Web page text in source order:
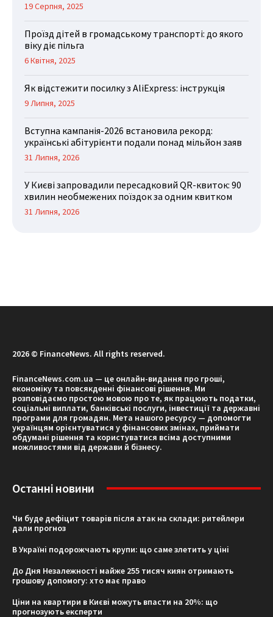
19 Серпня, 2025
Проїзд дітей в громадському транспорті: до якого
віку діє пільга
6 Квітня, 2025
Як відстежити посилку з AliExpress: інструкція
9 Липня, 2025
Вступна кампанія-2026 встановила рекорд:
українські абітурієнти подали понад мільйон заяв
31 Липня, 2026
У Києві запровадили пересадковий QR-квиток: 90
хвилин необмежених поїздок за одним квитком
31 Липня, 2026
2026 © FinanceNews. All rights reserved.
FinanceNews.com.ua — це онлайн-видання про гроші,
економіку та повсякденні фінансові рішення. Ми
розповідаємо простою мовою про те, як працюють податки,
соціальні виплати, банківські послуги, інвестиції та державні
програми для громадян. Мета нашого ресурсу — допомогти
українцям орієнтуватися у фінансових змінах, приймати
обдумані рішення та користуватися всіма доступними
можливостями від держави й бізнесу.
Останні новини
Чи буде дефіцит товарів після атак на склади: ритейлери
дали прогноз
В Україні подорожчають крупи: що саме злетить у ціні
До Дня Незалежності майже 255 тисяч киян отримають
грошову допомогу: хто має право
Ціни на квартири в Києві можуть впасти на 20%: що
прогнозують експерти